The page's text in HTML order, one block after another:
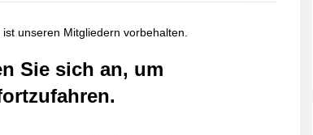
ist unseren Mitgliedern vorbehalten.
Sie sich an, um